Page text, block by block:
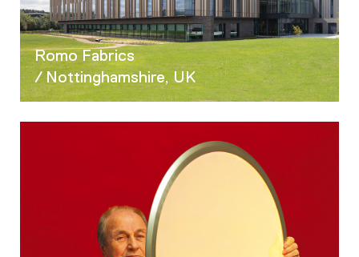
Romo Fabrics
/ Nottinghamshire, UK